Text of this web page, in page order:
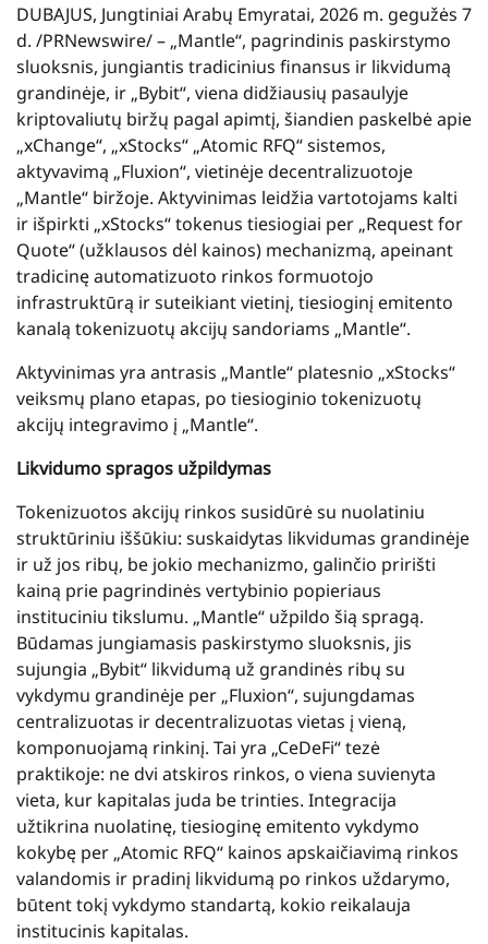
DUBAJUS, Jungtiniai Arabų Emyratai, 2026 m. gegužės 7
d. /PRNewswire/ – „Mantle“, pagrindinis paskirstymo
sluoksnis, jungiantis tradicinius finansus ir likvidumą
grandinėje, ir „Bybit“, viena didžiausių pasaulyje
kriptovaliutų biržų pagal apimtį, šiandien paskelbė apie
„xChange“, „xStocks“ „Atomic RFQ“ sistemos,
aktyvavimą „Fluxion“, vietinėje decentralizuotoje
„Mantle“ biržoje. Aktyvinimas leidžia vartotojams kalti
ir išpirkti „xStocks“ tokenus tiesiogiai per „Request for
Quote“ (užklausos dėl kainos) mechanizmą, apeinant
tradicinę automatizuoto rinkos formuotojo
infrastruktūrą ir suteikiant vietinį, tiesioginį emitento
kanalą tokenizuotų akcijų sandoriams „Mantle“.
Aktyvinimas yra antrasis „Mantle“ platesnio „xStocks“
veiksmų plano etapas, po tiesioginio tokenizuotų
akcijų integravimo į „Mantle“.
Likvidumo spragos užpildymas
Tokenizuotos akcijų rinkos susidūrė su nuolatiniu
struktūriniu iššūkiu: suskaidytas likvidumas grandinėje
ir už jos ribų, be jokio mechanizmo, galinčio pririšti
kainą prie pagrindinės vertybinio popieriaus
instituciniu tikslumu. „Mantle“ užpildo šią spragą.
Būdamas jungiamasis paskirstymo sluoksnis, jis
sujungia „Bybit“ likvidumą už grandinės ribų su
vykdymu grandinėje per „Fluxion“, sujungdamas
centralizuotas ir decentralizuotas vietas į vieną,
komponuojamą rinkinį. Tai yra „CeDeFi“ tezė
praktikoje: ne dvi atskiros rinkos, o viena suvienyta
vieta, kur kapitalas juda be trinties. Integracija
užtikrina nuolatinę, tiesioginę emitento vykdymo
kokybę per „Atomic RFQ“ kainos apskaičiavimą rinkos
valandomis ir pradinį likvidumą po rinkos uždarymo,
būtent tokį vykdymo standartą, kokio reikalauja
institucinis kapitalas.